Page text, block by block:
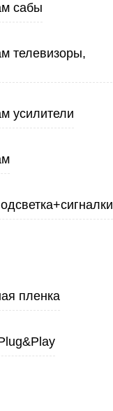
сабы
телевизоры,
усилители
пленка